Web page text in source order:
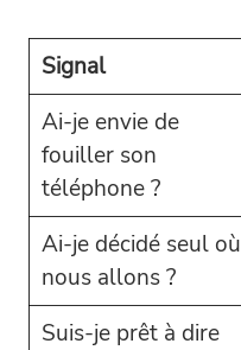
Signal
Ai-je envie de
fouiller son
téléphone ?
Ai-je décidé seul où
nous allons ?
Suis-je prêt à dire